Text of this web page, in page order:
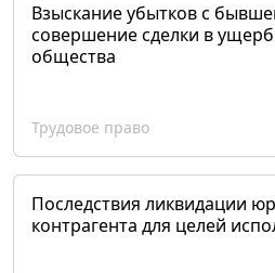
Взыскание убытков с
совершение сделки в
общества
Трудовое право
Последствия ликвидации
контрагента для целей